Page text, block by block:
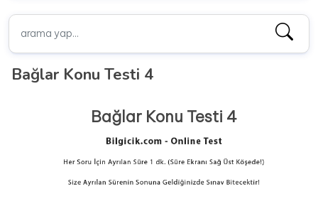
Bağlar Konu Testi 4
Bağlar Konu Testi 4